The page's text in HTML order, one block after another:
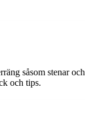
såsom stenar
och tips.